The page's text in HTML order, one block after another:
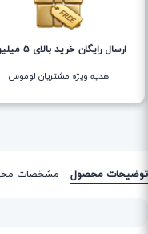
ارسال رایگان خرید بالای 5 میلیون
هدیه ویژه مشتریان لوموس
توضیحات محصول مشخصات